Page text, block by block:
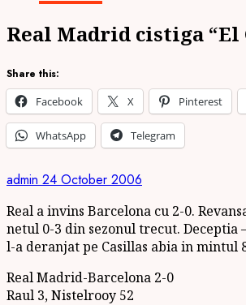
Real Madrid cistiga “El
Share this:
Facebook
X Pinterest
WhatsApp Telegram
admin 24 October 2006
Real a invins Barcelona cu 2-0.
netul 0-3 din sezonul trecut. Deceptia
l-a deranjat pe Casillas abia in mintul
Real Madrid-Barcelona 2-0
Raul 3, Nistelrooy 52